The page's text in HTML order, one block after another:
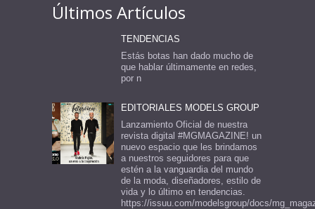
Últimos Artículos
TENDENCIAS
Estás botas han dado mucho de
que hablar últimamente en redes,
por n
EDITORIALES MODELS GROUP
Lanzamiento Oficial de nuestra
revista digital #MGMAGAZINE! un
nuevo espacio que les brindamos
a nuestros seguidores para que
estén a la vanguardia del mundo
de la moda, diseñadores, estilo de
vida y lo último en tendencias.
https://issuu.com/modelsgroup/docs/